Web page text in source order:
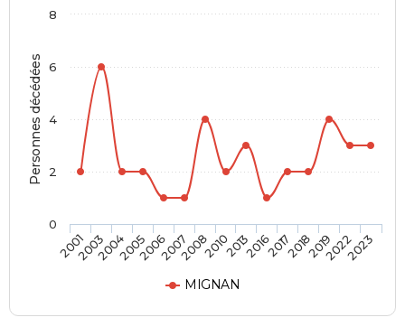
Personnes décédées
MIGNAN
200120032004200520062007200820102013201620172018201920222023
0
2
4
6
8